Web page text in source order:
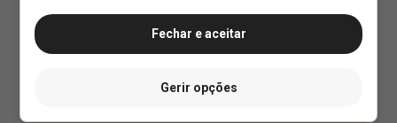
Fechar e aceitar
Gerir opções